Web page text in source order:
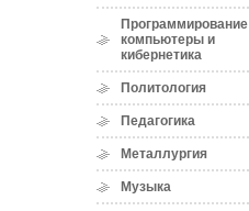
Программирование
компьютеры и
кибернетика
Политология
Педагогика
Металлургия
Музыка